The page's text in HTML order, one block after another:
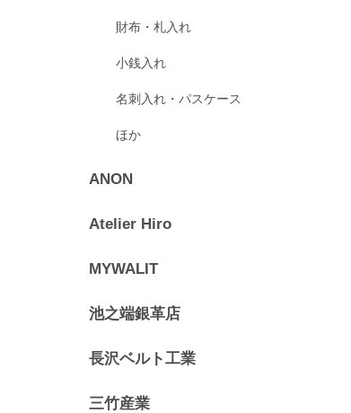
財布・札入れ
小銭入れ
名刺入れ・パスケース
ほか
ANON
Atelier Hiro
MYWALIT
池之端銀革店
長沢ベルト工業
三竹産業